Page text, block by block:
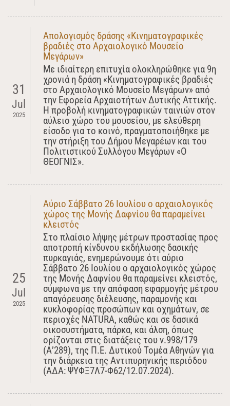
31
Jul
2025
Απολογισμός δράσης «Κινηματογραφικές
βραδιές στο Αρχαιολογικό Μουσείο
Μεγάρων»
Με ιδιαίτερη επιτυχία ολοκληρώθηκε για 9η
χρονιά η δράση «Κινηματογραφικές βραδιές
στο Αρχαιολογικό Μουσείο Μεγάρων» από
την Εφορεία Αρχαιοτήτων Δυτικής Αττικής.
Η προβολή κινηματογραφικών ταινιών στον
αύλειο χώρο του μουσείου, με ελεύθερη
είσοδο για το κοινό, πραγματοποιήθηκε με
την στήριξη του Δήμου Μεγαρέων και του
Πολιτιστικού Συλλόγου Μεγάρων «Ο
ΘΕΟΓΝΙΣ».
25
Jul
2025
Αύριο Σάββατο 26 Ιουλίου ο αρχαιολογικός
χώρος της Μονής Δαφνίου θα παραμείνει
κλειστός
Στο πλαίσιο λήψης μέτρων προστασίας προς
αποτροπή κίνδυνου εκδήλωσης δασικής
πυρκαγιάς, ενημερώνουμε ότι αύριο
Σάββατο 26 Ιουλίου ο αρχαιολογικός χώρος
της Μονής Δαφνίου θα παραμείνει κλειστός,
σύμφωνα με την απόφαση εφαρμογής μέτρου
απαγόρευσης διέλευσης, παραμονής και
κυκλοφορίας προσώπων και οχημάτων, σε
περιοχές NATURA, καθώς και σε δασικά
οικοσυστήματα, πάρκα, και άλση, όπως
ορίζονται στις διατάξεις του ν.998/179
(Α’289), της Π.Ε. Δυτικού Τομέα Αθηνών για
την διάρκεια της Αντιπυρηνικής περιόδου
(ΑΔΑ: ΨΥΦΞ7Λ7-Φ62/12.07.2024).